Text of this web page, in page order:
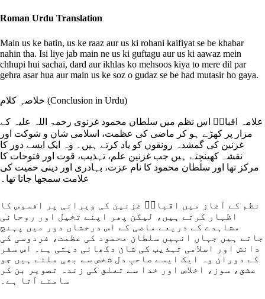
Roman Urdu Translation
Main us ke batin, us ke raaz aur us ki rohani kaifiyat se be khabar
nahin tha. Isi liye jab main ne us ki guftagu aur us ki aawaz mein
chhupi hui sachai, dard aur ikhlas ko mehsoos kiya to mere dil par
gehra asar hua aur main us ke soz o gudaz se be had mutasir ho gaya.
خلاصہِ کلام (Conclusion in Urdu)
علامہ اقبالؒ اس نظم میں سلطان محمود غزنوی رحمۃ اللہ علیہ کے
مزار پر کھڑے ہو کر ماضی کی عظمت، اسلامی شان و شوکت اور
غزنین کی گمشدہ رونقوں کو یاد کرتے ہیں۔ وہ ایک ایسے دور کا
نقشہ کھینچتے ہیں جب غزنین علم، تہذیب، قوت اور فتوحات کا
مرکز تھا اور سلطان محمود کا نام عزت، بہادری اور دینی حمیت کی
علامت سمجھا جاتا تھا۔
نظم کے آغاز میں اقبالؒ غزنین کی ویرانی پر افسوس کا
اظہار کرتے ہیں، لیکن پھر اپنے تخیل اور روحانی
مشاہدے کے ذریعے ماضی کے اس درخشاں دور میں پہنچ
جاتے ہیں جہاں انہیں سلطان محمود کی عظمت، فردوسی کی
دانش اور اسلامی تہذیب کی شان دکھائی دیتی ہے۔ اس سفر
کے دوران وہ ایک ایسے صاحبِ دل شخص سے بھی ملتے ہیں جو
عشق، سوز، اخلاص اور خدا سے تعلق کی زندہ تصویر بن کر
سامنے آتا ہے۔